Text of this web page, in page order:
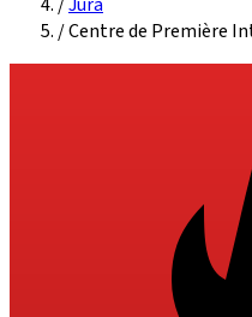
/Centre de Première